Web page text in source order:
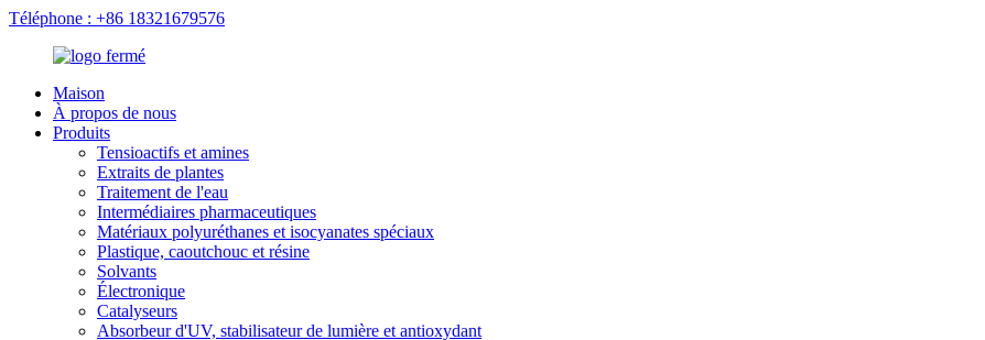
Téléphone : +86 18321679576
Maison
À propos de nous
Produits
Tensioactifs et amines
Extraits de plantes
Traitement de l'eau
Intermédiaires pharmaceutiques
Matériaux polyuréthanes et isocyanates spéciaux
Plastique, caoutchouc et résine
Solvants
Électronique
Catalyseurs
Absorbeur d'UV, stabilisateur de lumière et antioxydant